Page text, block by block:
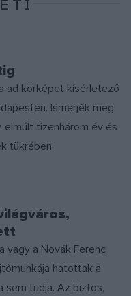
ad körképet kísérletező
Ismerjék meg
tizenhárom év és
tükrében.
vagy a Novák Ferenc
hatottak a
sem tudja. Az biztos,